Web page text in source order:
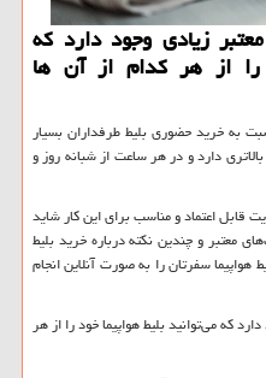
زیادی وجود دارد كه
را از هر كدام از آن ها
به خرید حضوری بلیط طرفداران بسیار
دارد و در هر ساعت از شبانه روز و
قابل اعتماد و مناسب برای این کار شاید
معتبر و چندین نکته درباره خرید بلیط
هواپیما سفرتان را به صورت آنلاین انجام
که می‌توانید بلیط هواپیما خود را از هر